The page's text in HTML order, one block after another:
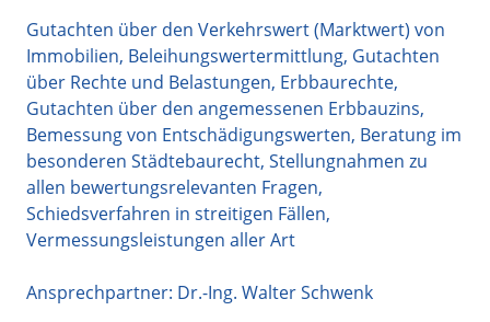
Gutachten über den Verkehrswert (Marktwert) von
Immobilien, Beleihungswertermittlung, Gutachten
über Rechte und Belastungen, Erbbaurechte,
Gutachten über den angemessenen Erbbauzins,
Bemessung von Entschädigungswerten, Beratung im
besonderen Städtebaurecht, Stellungnahmen zu
allen bewertungsrelevanten Fragen,
Schiedsverfahren in streitigen Fällen,
Vermessungsleistungen aller Art
Ansprechpartner: Dr.-Ing. Walter Schwenk